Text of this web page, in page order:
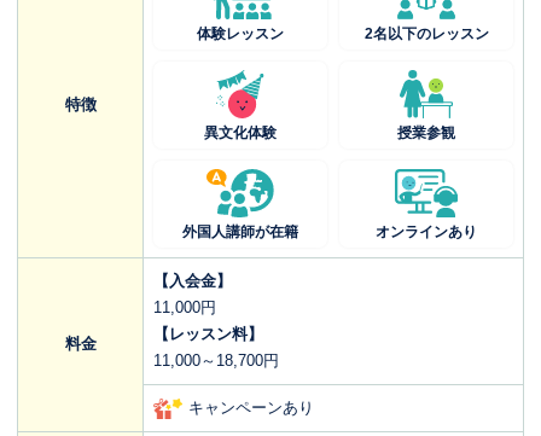
特徴
体験レッスン 2名以下のレッスン
異文化体験 授業参観
外国人講師が在籍 オンラインあり
料金
【入会金】
11,000円
【レッスン料】
11,000～18,700円
キャンペーンあり